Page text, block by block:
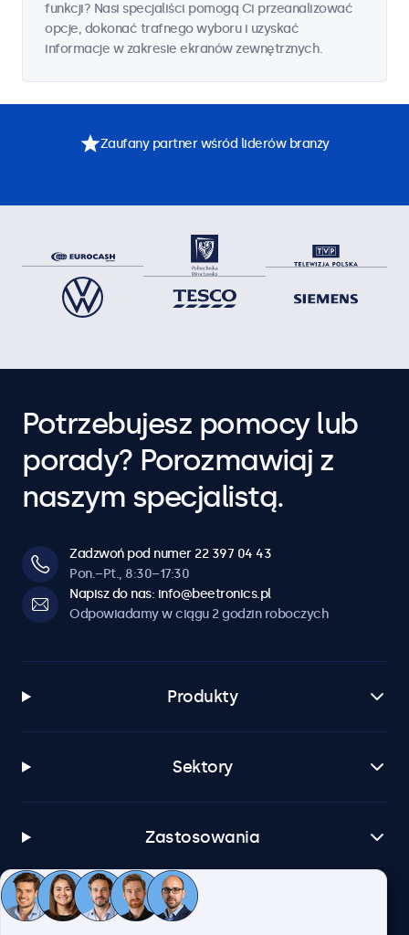
funkcji? Nasi specjaliści pomogą Ci przeanalizować
opcje, dokonać trafnego wyboru i uzyskać
informacje w zakresie ekranów zewnętrznych.
Zaufany partner wśród liderów branży
Potrzebujesz pomocy lub
porady? Porozmawiaj z
naszym specjalistą.
Zadzwoń pod numer 22 397 04 43
Pon.–Pt., 8:30–17:30
Napisz do nas: info@beetronics.pl
Odpowiadamy w ciągu 2 godzin roboczych
Produkty
Sektory
Zastosowania
Obsługa klienta